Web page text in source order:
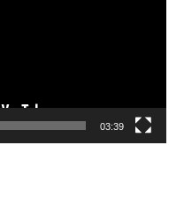
03:39